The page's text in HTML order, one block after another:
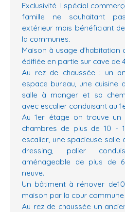
Exclusivité ! spécial
famille ne souhaitant
extérieur mais bénéficiant
la communes.
Maison à usage d'habitation
édifiée en partie sur cave de
Au rez de chaussée : un
espace bureau, une cuisine
salle à manger et sa
avec escalier conduisant au
Au 1er étage on trouve un
chambres de plus de 10 -
escalier, une spacieuse salle
dressing, palier
aménageable de plus de
neuve.
Un bâtiment à rénover
maison par la cour
Au rez de chaussée un